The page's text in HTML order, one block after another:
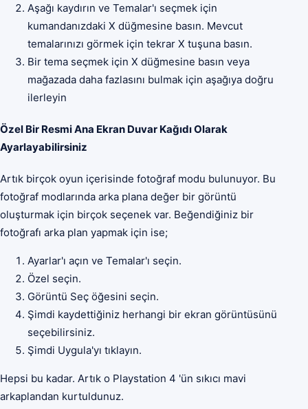
Aşağı kaydırın ve Temalar'ı seçmek için
kumandanızdaki X düğmesine basın. Mevcut
temalarınızı görmek için tekrar X tuşuna basın.
Bir tema seçmek için X düğmesine basın veya
mağazada daha fazlasını bulmak için aşağıya doğru
ilerleyin
Özel Bir Resmi Ana Ekran Duvar Kağıdı Olarak
Ayarlayabilirsiniz
Artık birçok oyun içerisinde fotoğraf modu bulunuyor. Bu
fotoğraf modlarında arka plana değer bir görüntü
oluşturmak için birçok seçenek var. Beğendiğiniz bir
fotoğrafı arka plan yapmak için ise;
Ayarlar'ı açın ve Temalar'ı seçin.
Özel seçin.
Görüntü Seç öğesini seçin.
Şimdi kaydettiğiniz herhangi bir ekran görüntüsünü
seçebilirsiniz.
Şimdi Uygula'yı tıklayın.
Hepsi bu kadar. Artık o Playstation 4 'ün sıkıcı mavi
arkaplandan kurtuldunuz.